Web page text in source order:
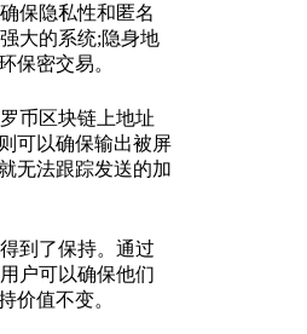
保隐私性和匿名
大的系统;隐身地
保密交易。
币区块链上地址
可以确保输出被屏
无法跟踪发送的加
到了保持。通过
户可以确保他们
价值不变。